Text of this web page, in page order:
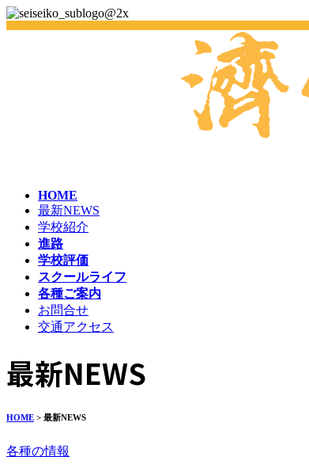
HOME
最新NEWS
学校紹介
進路
学校評価
スクールライフ
各種ご案内
お問合せ
交通アクセス
最新NEWS
HOME > 最新NEWS
各種の情報